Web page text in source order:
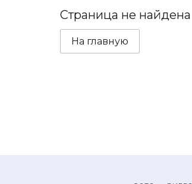
Страница не найдена
На главную